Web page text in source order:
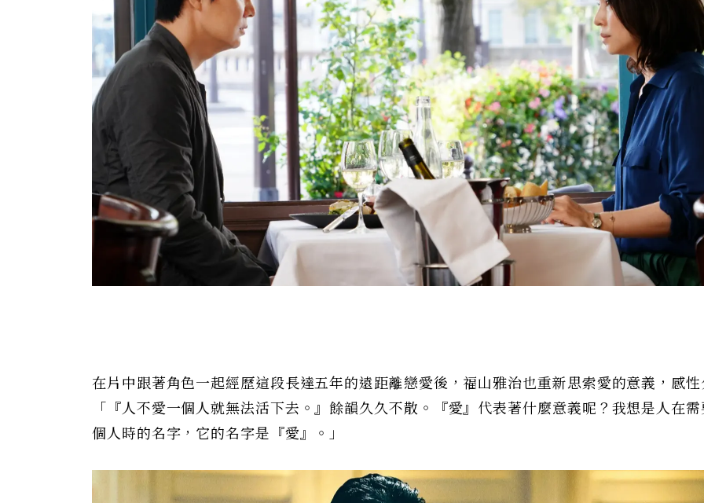
在片中跟著角色一起經歷這段長達五年的遠距離戀愛後，福山雅治也重新思索愛的意義，感
「『人不愛一個人就無法活下去。』餘韻久久不散。『愛』代表著什麼意義呢？我想是人在
個人時的名字，它的名字是『愛』。」